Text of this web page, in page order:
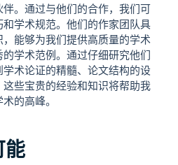
。通过与他们的合作，我们可
学术规范。他们的作家团队具
能够为我们提供高质量的学术
学术范例。通过仔细研究他们
术论证的精髓、论文结构的设
些宝贵的经验和知识将帮助我
的高峰。